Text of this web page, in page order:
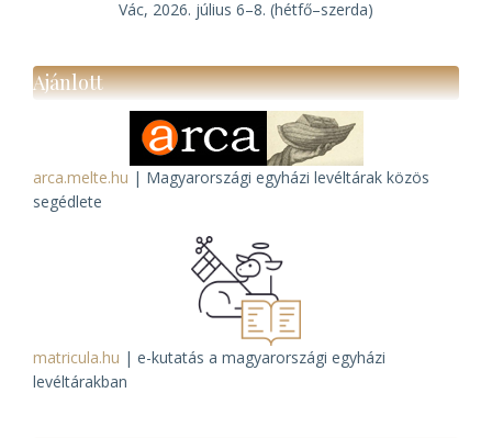
Vác, 2026. július 6–8. (hétfő–szerda)
Ajánlott
arca.melte.hu | Magyarországi egyházi levéltárak közös
segédlete
matricula.hu | e-kutatás a magyarországi egyházi
levéltárakban